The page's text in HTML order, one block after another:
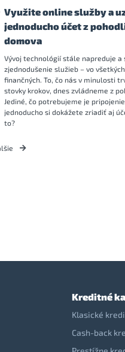
Využite online služby a
jednoducho účet z
domova
Vývoj technológií stále napreduje a
zjednodušenie služieb – vo
finančných. To, čo nás v minulosti
stovky krokov, dnes zvládneme z
Jediné, čo potrebujeme je
jednoducho si dokážete zriadiť aj
to?
Kreditné
Klasické
Cash-back